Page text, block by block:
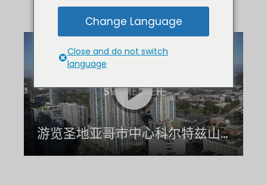
Cortez Hill District|Cortez Hill 公寓
游览圣地亚哥市中心科尔特兹山区
Change Language
Close and do not switch
language